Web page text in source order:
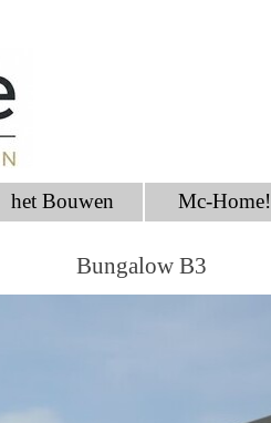
het Bouwen Mc-Home!
Bungalow B3